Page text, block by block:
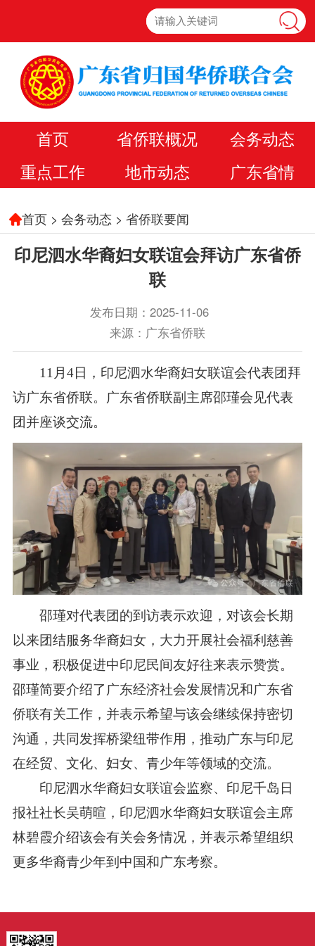
首页 省侨联概况
会务动态
重点工作
地市动态 广东省情
首页 >会务动态 >省侨联要闻
印尼泗水华裔妇女联谊会拜访广东省侨
联
发布日期：2025-11-06
来源：广东省侨联
11 月4日，印尼泗水华裔妇女联谊会代表团拜
访广东省侨联。广东省侨联副主席邵瑾会见代表
团并座谈交流。
邵瑾对代表团的到访表示欢迎，对该会长期
以来团结服务华裔妇女，大力开展社会福利慈善
事业，积极促进中印尼民间友好往来表示赞赏。
邵瑾简要介绍了广东经济社会发展情况和广东省
侨联有关工作，并表示希望与该会继续保持密切
沟通，共同发挥桥梁纽带作用，推动广东与印尼
在经贸、文化、妇女、青少年等领域的交流。
印尼泗水华裔妇女联谊会监察、印尼千岛日
报社社长吴萌暄，印尼泗水华裔妇女联谊会主席
林碧霞介绍该会有关会务情况，并表示希望组织
更多华裔青少年到中国和广东考察。